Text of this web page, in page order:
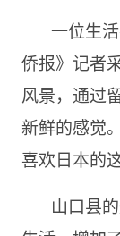
一位生
侨报》记者
风景，通过
新鲜的感觉
喜欢日本的
山口县